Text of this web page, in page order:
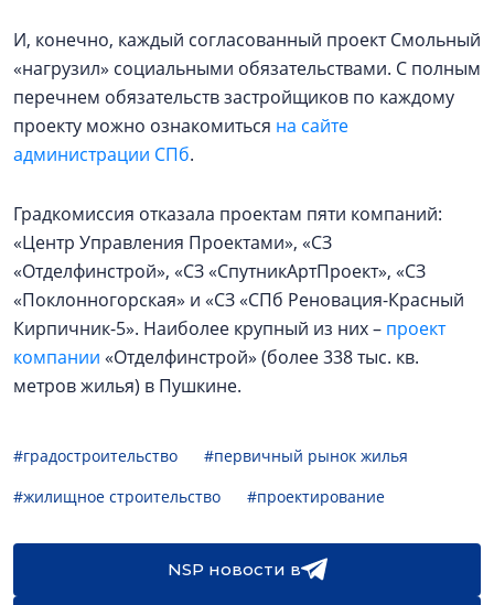
И, конечно, каждый согласованный проект Смольный
«нагрузил» социальными обязательствами. С полным
перечнем обязательств застройщиков по каждому
проекту можно ознакомиться на сайте
администрации СПб.
Градкомиссия отказала проектам пяти компаний:
«Центр Управления Проектами», «СЗ
«Отделфинстрой», «СЗ «СпутникАртПроект», «СЗ
«Поклонногорская» и «СЗ «СПб Реновация-Красный
Кирпичник-5». Наиболее крупный из них – проект
компании «Отделфинстрой» (более 338 тыс. кв.
метров жилья) в Пушкине.
#градостроительство
#первичный рынок жилья
#жилищное строительство
#проектирование
NSP новости в